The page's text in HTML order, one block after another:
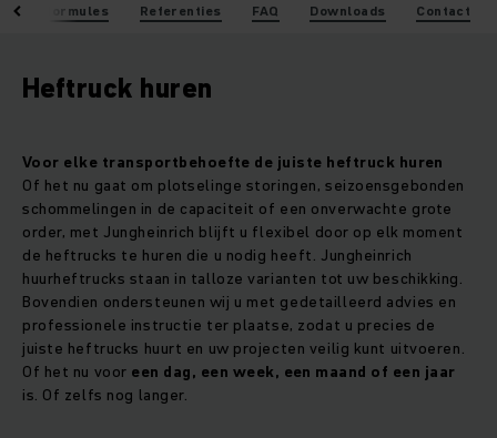
Huurformules Referenties FAQ Downloads Contact
Heftruck huren
Voor elke transportbehoefte de juiste heftruck huren
Of het nu gaat om plotselinge storingen, seizoensgebonden
schommelingen in de capaciteit of een onverwachte grote
order, met Jungheinrich blijft u flexibel door op elk moment
de heftrucks te huren die u nodig heeft. Jungheinrich
huurheftrucks staan in talloze varianten tot uw beschikking.
Bovendien ondersteunen wij u met gedetailleerd advies en
professionele instructie ter plaatse, zodat u precies de
juiste heftrucks huurt en uw projecten veilig kunt uitvoeren.
Of het nu voor een dag, een week, een maand of een jaar
is. Of zelfs nog langer.